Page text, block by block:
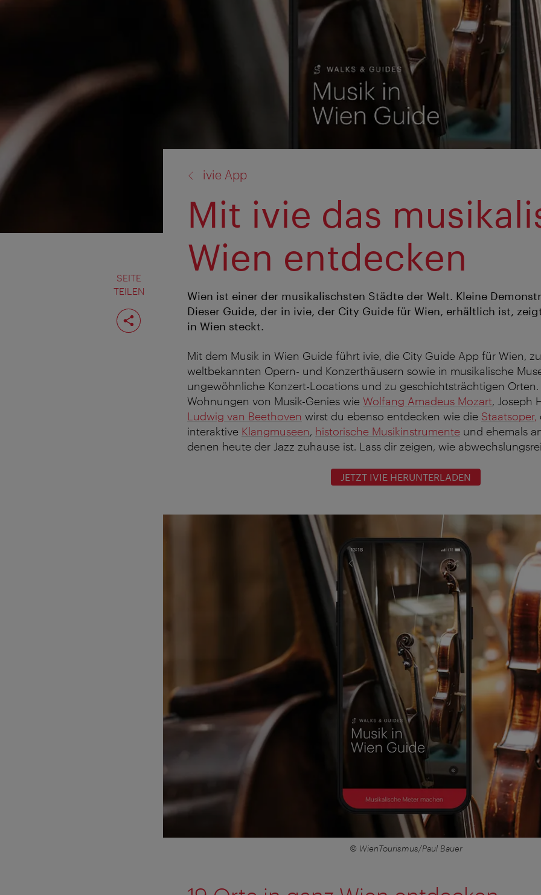
SEITE
TEILEN
Seite
teilen
ivie App
Mit ivie das
Wien entdecken
Wien ist einer der musikalischsten Städte der Welt. Kleine
Dieser Guide, der in ivie, der City Guide für Wien, erhältlich ist,
in Wien steckt.
Mit dem Musik in Wien Guide führt ivie, die City Guide App für Wien,
weltbekannten Opern- und Konzerthäusern sowie in musikalische
ungewöhnliche Konzert-Locations und zu geschichtsträchtigen Orten.
Wohnungen von Musik-Genies wie Wolfang Amadeus Mozart, Joseph
Ludwig van Beethoven wirst du ebenso entdecken wie die Staatsoper,
interaktive Klangmuseen, historische Musikinstrumente und ehemals
denen heute der Jazz zuhause ist. Lass dir zeigen, wie
JETZT IVIE HERUNTERLADEN
© WienTourismus/Paul Bauer